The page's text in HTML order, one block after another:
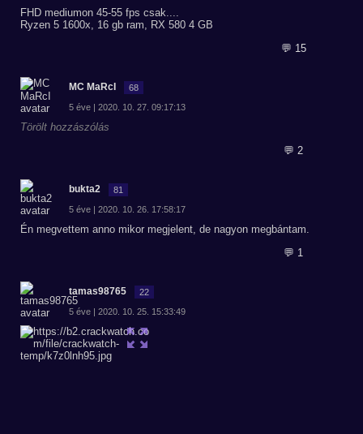
FHD mediumon 45-55 fps csak....
Ryzen 5 1600x, 16 gb ram, RX 580 4 GB
💬 15
MC MaRcI 68
5 éve | 2020. 10. 27. 09:17:13
Törölt hozzászólás
💬 2
bukta2 81
5 éve | 2020. 10. 26. 17:58:17
Én megvettem anno mikor megjelent, de nagyon megbántam.
💬 1
tamas98765 22
5 éve | 2020. 10. 25. 15:33:49